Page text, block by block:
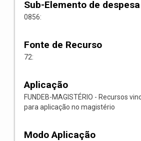
Sub-Elemento de despesa
0856:
Fonte de Recurso
72:
Aplicação
FUNDEB-MAGISTÉRIO - Recursos
para aplicação no magistério
Modo Aplicação